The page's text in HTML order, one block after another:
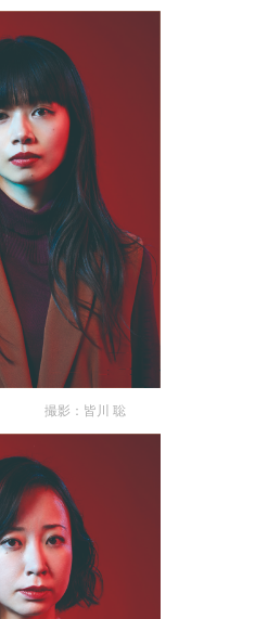
撮影：皆川 聡